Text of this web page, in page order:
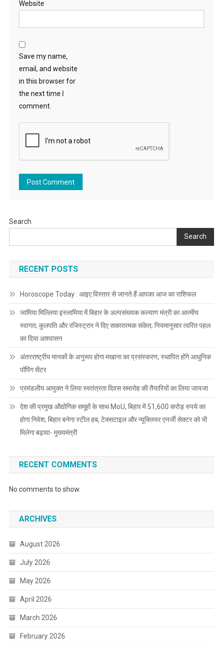
Website
Save my name,
email, and website
in this browser for
the next time I
comment.
Search
Search
RECENT POSTS
Horoscope Today : आइए विस्तार से जानते हैं आपका आज का राशिफल
जामिया मिल्लिया इस्लामिया में बिहार के अल्पसंख्यक कल्याण मंत्री का आत्मीय
स्वागत; कुलपति और रजिस्ट्रार ने दिए सकारात्मक संकेत; नियमानुसार त्वरित पहल
का दिया आश्वासन
अंतरराष्ट्रीय मानकों के अनुरूप होगा मखाना का प्रसंस्करण, स्थापित होंगे आधुनिक
पॉपिंग सेंटर
प्रमंडलीय आयुक्त ने लिया स्वतंत्रता दिवस समारोह की तैयारियों का लिया जायजा
देश की प्रमुख औद्योगिक समूहों के साथ MoU, बिहार में 51,600 करोड़ रुपये का
होगा निवेश, बिहार बनेगा स्टील हब, टेक्सटाइल और न्यूक्लियर एनर्जी सेक्टर को भी
मिलेगा बढ़ावा- मुख्यमंत्री
RECENT COMMENTS
No comments to show.
ARCHIVES
August 2026
July 2026
May 2026
April 2026
March 2026
February 2026